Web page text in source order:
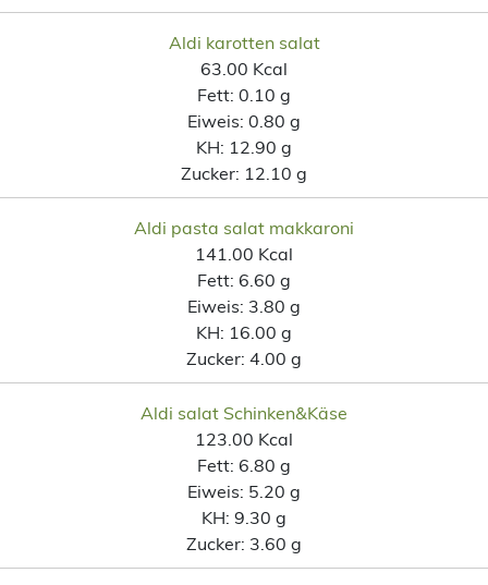
Aldi karotten salat
63.00 Kcal
Fett: 0.10 g
Eiweis: 0.80 g
KH: 12.90 g
Zucker: 12.10 g
Aldi pasta salat makkaroni
141.00 Kcal
Fett: 6.60 g
Eiweis: 3.80 g
KH: 16.00 g
Zucker: 4.00 g
Aldi salat Schinken&Käse
123.00 Kcal
Fett: 6.80 g
Eiweis: 5.20 g
KH: 9.30 g
Zucker: 3.60 g